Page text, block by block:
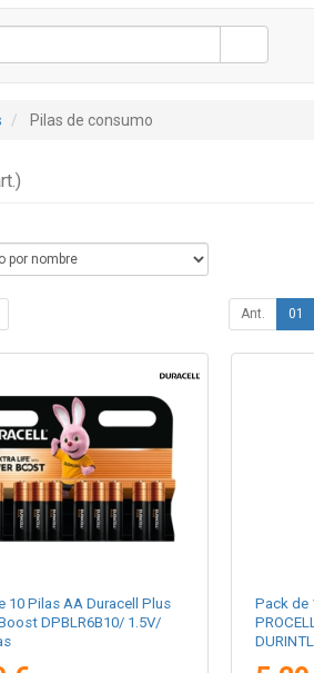
Pilas de consumo
Ant. 01
10 Pilas AA Duracell Plus
DPBLR6B10/ 1.5V/
Pack de